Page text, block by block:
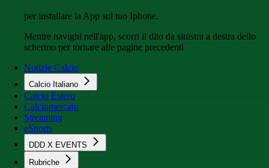
per installare la App sul tuo Iphone.
Mentre navighi nell'app, scorri il dito da sinistra a destra dello
schermo per tornare alle pagine precedenti
Notizie Calcio
Calcio Italiano
Calcio Estero
Calciomercato
Streaming
eSports
DDD X EVENTS
Rubriche